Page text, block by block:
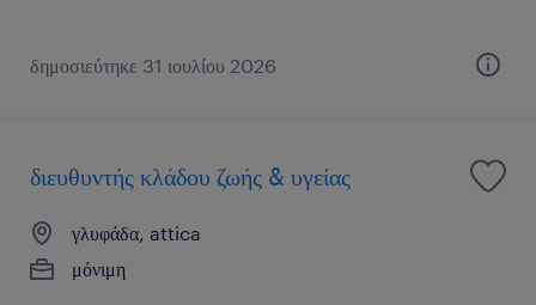
δημοσιεύτηκε 31 ιουλίου 2026
διευθυντής κλάδου ζωής & υγείας
γλυφάδα, attica
μόνιμη